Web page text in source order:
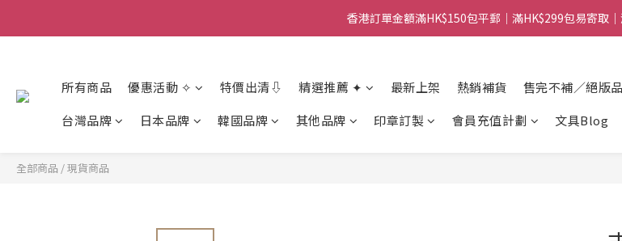
香港訂單金額滿HK$150包平郵｜滿HK$299包易寄取
香港訂單金額滿HK$150包平郵｜滿HK$299包易寄取
香港訂單金額滿HK$150包平郵｜滿HK$299包易寄取
所有商品 優惠活動 ✧ 特價出清⇩ 精選推薦 ✦ 最新上架 熱銷補貨 售完不補／絕版品
台灣品牌
日本品牌 韓國品牌 其他品牌 印章訂製 會員充值計劃 文具Blog
全部商品 /現貨商品